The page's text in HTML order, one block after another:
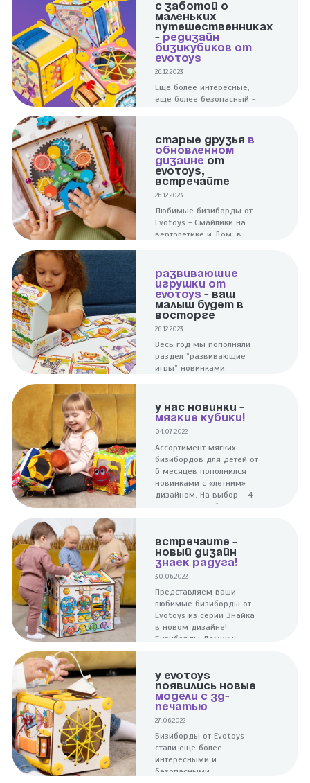
С ЗАБОТОЙ О
МАЛЕНЬКИХ
ПУТЕШЕСТВЕННИКАХ
- РЕДИЗАЙН
БИЗИКУБИКОВ ОТ
EVOTOYS
26.12.2023
Еще более интересные,
еще более безопасный -
и их родителям
дорожных бизибордов.
СТАРЫЕ ДРУЗЬЯ В
ОБНОВЛЕННОМ
ДИЗАЙНЕ ОТ
EVOTOYS,
ВСТРЕЧАЙТЕ
26.12.2023
Любимые бизиборды от
Evotoys - Смайлики на
вертолетике и Дом, в
РАЗВИВАЮЩИЕ
ИГРУШКИ ОТ
EVOTOYS - ВАШ
МАЛЫШ БУДЕТ В
ВОСТОРГЕ
26.12.2023
Весь год мы пополняли
раздел “развивающие
игры” новинками,
веселым, но и полезным
досугом для малышей.
У НАС НОВИНКИ -
МЯГКИЕ КУБИКИ!
04.07.2022
Ассортимент мягких
бизибордов для детей от
6 месяцев пополнился
новинками с «летним»
дизайном. На выбор – 4
компактных кубика с
ВСТРЕЧАЙТЕ -
НОВЫЙ ДИЗАЙН
ЗНАЕК РАДУГА!
30.06.2022
Представляем ваши
любимые бизиборды от
Evotoys из серии Знайка
в новом дизайне!
Бизиборды Домики
сочнее и интереснее!
У EVOTOYS
ПОЯВИЛИСЬ НОВЫЕ
МОДЕЛИ С 3Д-
ПЕЧАТЬЮ
27.06.2022
Бизиборды от Evotoys
стали еще более
интересными и
безопасными.